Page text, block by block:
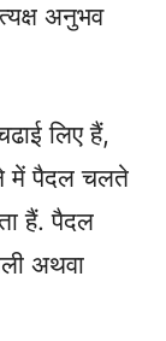
अनुभव
लिए हैं,
में पैदल चलते
हैं. पैदल
अथवा